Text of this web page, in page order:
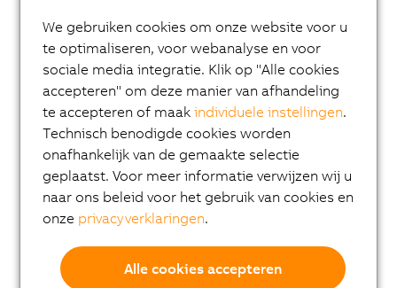
Software
Accessories
Applications
Safety technology
Motion control
Mechatronic systems
Robotics
Mobile Automation
Network and fieldbus modules
We gebruiken cookies om onze website voor u
te optimaliseren, voor webanalyse en voor
sociale media integratie. Klik op "Alle cookies
accepteren" om deze manier van afhandeling
te accepteren of maakindividuele instellingen.
Technisch benodigde cookies worden
onafhankelijk van de gemaakte selectie
geplaatst. Voor meer informatie verwijzen wij u
naar ons beleid voor het gebruik van cookies en
onze privacyverklaringen.
Alle cookies accepteren